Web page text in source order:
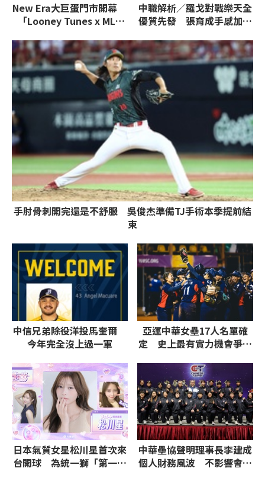
New Era大巨蛋門市開幕
「Looney Tunes x MLB
中職解析／羅戈對戰樂天全
優質先發 張育成手感加溫
手肘骨刺開完還是不舒服 吳俊杰準備TJ手術本季提前結
束
中信兄弟除役洋投馬奎爾
今年完全沒上過一軍
亞運中華女壘17人名單確
定 史上最有實力機會爭取
日本氣質女星松川星首次來
台開球 為統一獅「第一次
中華壘協聲明理事長李建成
個人財務風波 不影響會務